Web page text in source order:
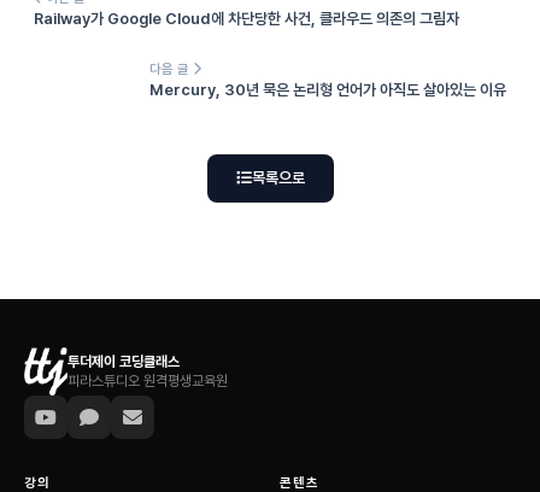
Railway가 Google Cloud에 차단당한 사건, 클라우드 의존의 그림자
다음 글
Mercury, 30년 묵은 논리형 언어가 아직도 살아있는 이유
목록으로
투더제이 코딩클래스
피라스튜디오 원격평생교육원
강의 콘텐츠